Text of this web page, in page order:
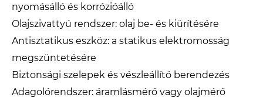
nyomásálló és korrózióálló
Olajszivattyú rendszer: olaj be- és kiürítésére
Antisztatikus eszköz: a statikus elektromosság
megszüntetésére
Biztonsági szelepek és vészleállító berendezés
Adagolórendszer: áramlásmérő vagy olajmérő